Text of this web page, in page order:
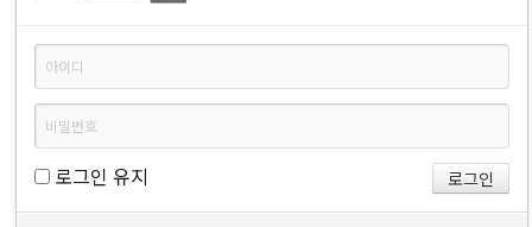
로그인 유지